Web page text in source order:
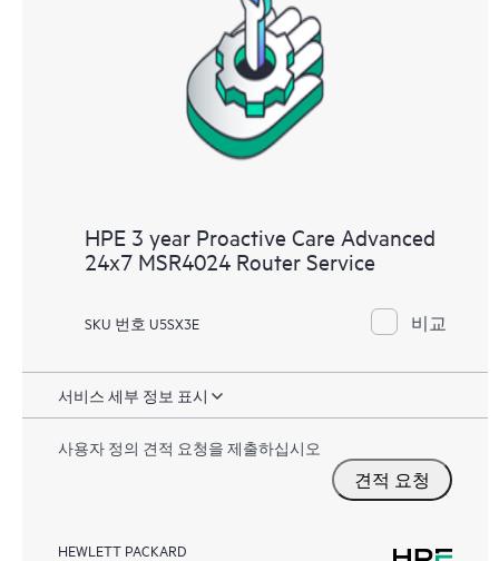
HPE 3 year Proactive Care Advanced
24x7 MSR4024 Router Service
SKU 번호 U5SX3E 비교
서비스 세부 정보 표시
사용자 정의 견적 요청을 제출하십시오
견적 요청
HEWLETT PACKARD